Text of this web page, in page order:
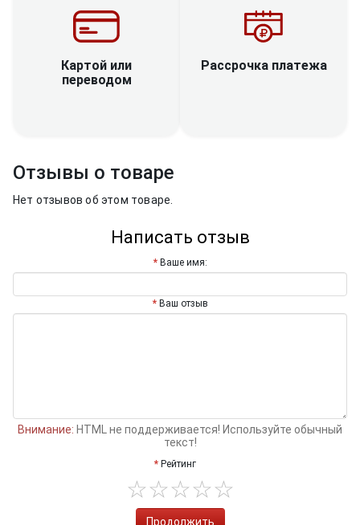
Картой или
переводом
Рассрочка платежа
Отзывы о товаре
Нет отзывов об этом товаре.
Написать отзыв
Ваше имя:
Ваш отзыв
Внимание: HTML не поддерживается! Используйте обычный
текст!
Рейтинг
Продолжить